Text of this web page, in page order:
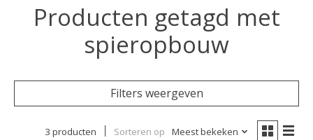
Producten getagd met
spieropbouw
Filters weergeven
3 producten Sorteren op Meest bekeken